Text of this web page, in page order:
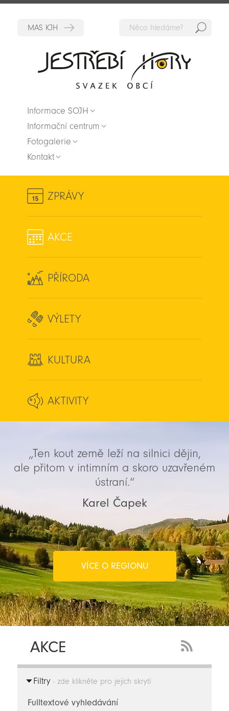
Informace SOJH
Informační centrum
Fotogalerie
Kontakt
ZPRÁVY
AKCE
PŘÍRODA
VÝLETY
KULTURA
AKTIVITY
„Ten kout země leží na silnici dějin,
ale přitom v intimním a skoro uzavřeném
ústraní.“
Karel Čapek
VÍCE O REGIONU
AKCE
Feed
Filtry- zde klikněte pro jejich skrytí
Fulltextové vyhledávání